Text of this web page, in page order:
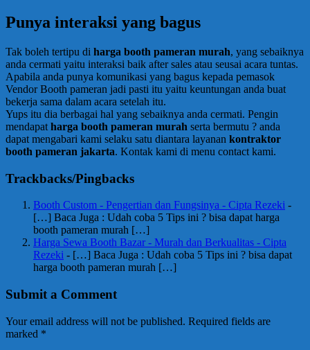
Punya interaksi yang bagus
Tak boleh tertipu di harga booth pameran murah, yang sebaiknya
anda cermati yaitu interaksi baik after sales atau seusai acara tuntas.
Apabila anda punya komunikasi yang bagus kepada pemasok
Vendor Booth pameran jadi pasti itu yaitu keuntungan anda buat
bekerja sama dalam acara setelah itu.
Yups itu dia berbagai hal yang sebaiknya anda cermati. Pengin
mendapat harga booth pameran murah serta bermutu ? anda
dapat mengabari kami selaku satu diantara layanan kontraktor
booth pameran jakarta. Kontak kami di menu contact kami.
Trackbacks/Pingbacks
Booth Custom - Pengertian dan Fungsinya - Cipta Rezeki -
[…] Baca Juga : Udah coba 5 Tips ini ? bisa dapat harga
booth pameran murah […]
Harga Sewa Booth Bazar - Murah dan Berkualitas - Cipta
Rezeki - […] Baca Juga : Udah coba 5 Tips ini ? bisa dapat
harga booth pameran murah […]
Submit a Comment
Your email address will not be published. Required fields are
marked *